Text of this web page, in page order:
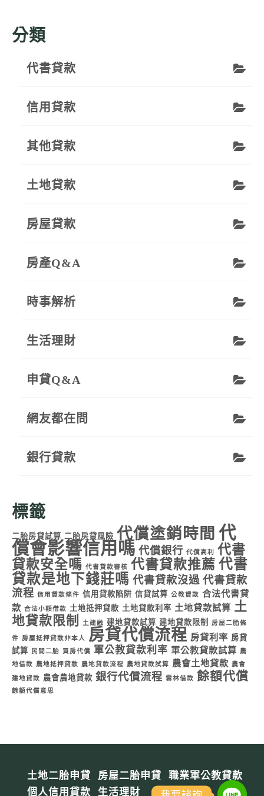
分類
代書貸款
信用貸款
其他貸款
土地貸款
房屋貸款
房產Q&A
時事解析
生活理財
申貸Q&A
網友都在問
銀行貸款
標籤
二胎房貸試算 二胎房貸風險 代償塗銷時間 代
償會影響信用嗎 代償銀行 代償高利
代書
貸款安全嗎 代書貸款審核 代書貸款推薦 代書
貸款是地下錢莊嗎 代書貸款沒過 代書貸款
流程 信用貸款條件 信用貸款陷阱 信貸試算 公教貸款 合法代書貸
款 合法小額借款 土地抵押貸款 土地貸款利率 土地貸款試算 土
地貸款限制
土建融 建地貸款試算 建地貸款限制 房屋二胎條
件 房屋抵押貸款非本人 房貸代償流程 房貸利率 房貸
試算
民間二胎 買房代償 軍公教貸款利率 軍公教貸款試算
農
地借款
農地抵押貸款 農地貸款流程 農地貸款試算 農會土地貸款 農會
建地貸款 農會農地貸款 銀行代償流程 雲林借款 餘額代償
餘額代償意思
土地二胎申貸 房屋二胎申貸
職業軍公教貸款
個人信用貸款
生活理財